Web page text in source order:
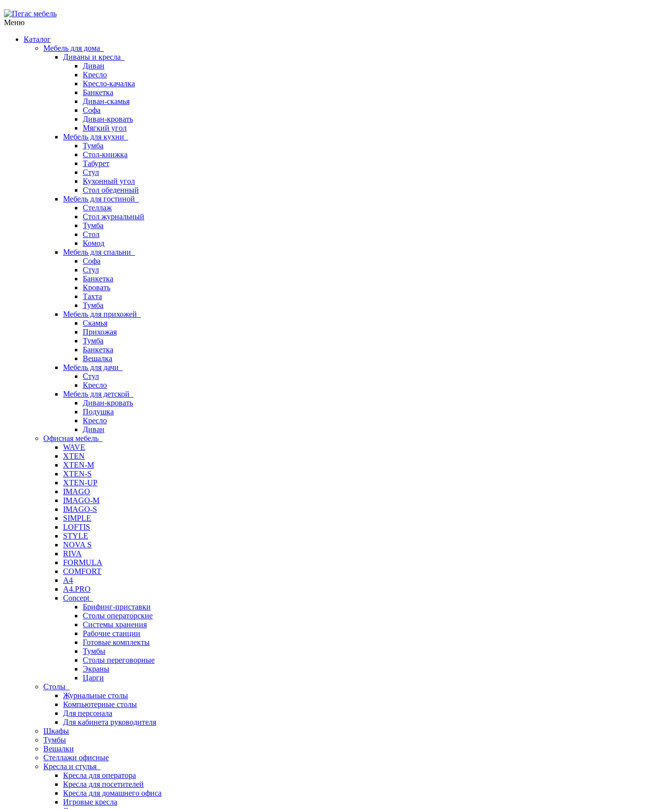
Меню
Каталог
Мебель для дома
Диваны и кресла
Диван
Кресло
Кресло-качалка
Банкетка
Диван-скамья
Софа
Диван-кровать
Мягкий угол
Мебель для кухни
Тумба
Стол-книжка
Табурет
Стул
Кухонный угол
Стол обеденный
Мебель для гостиной
Стеллаж
Стол журнальный
Тумба
Стол
Комод
Мебель для спальни
Софа
Стул
Банкетка
Кровать
Тахта
Тумба
Мебель для прихожей
Скамья
Прихожая
Тумба
Банкетка
Вешалка
Мебель для дачи
Стул
Кресло
Мебель для детской
Диван-кровать
Подушка
Кресло
Диван
Офисная мебель
WAVE
XTEN
XTEN-M
XTEN-S
XTEN-UP
IMAGO
IMAGO-M
IMAGO-S
SIMPLE
LOFTIS
STYLE
NOVA S
RIVA
FORMULA
COMFORT
A4
A4.PRO
Concept
Брифинг-приставки
Столы операторские
Системы хранения
Рабочие станции
Готовые комплекты
Тумбы
Столы переговорные
Экраны
Царги
Столы
Журнальные столы
Компьютерные столы
Для персонала
Для кабинета руководителя
Шкафы
Тумбы
Вешалки
Стеллажи офисные
Кресла и стулья
Кресла для оператора
Кресла для посетителей
Кресла для домашнего офиса
Игровые кресла